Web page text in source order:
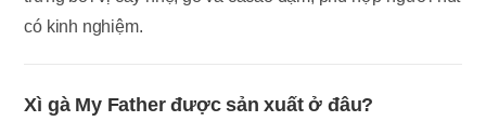
có kinh nghiệm.
Xì gà My Father được sản xuất ở đâu?